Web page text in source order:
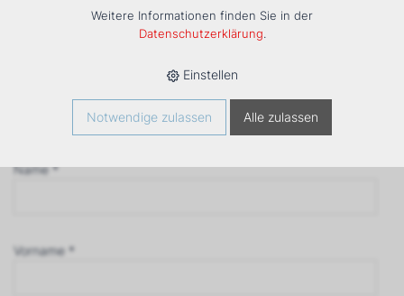
Name *
Vorname *
Weitere Informationen finden Sie in der
Datenschutzerklärung.
Einstellen
Notwendige zulassen Alle zulassen